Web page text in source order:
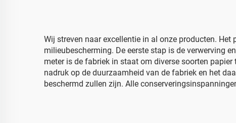
Wij streven naar excellentie in al onze producten.
milieubescherming. De eerste stap is de verwerving
meter is de fabriek in staat om diverse soorten
nadruk op de duurzaamheid van de fabriek en het
beschermd zullen zijn. Alle